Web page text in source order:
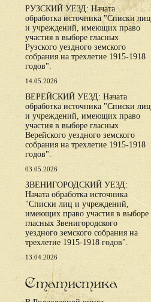
РУЗСКИЙ УЕЗД: Начата
обработка источника "Списки лиц
и учреждений, имеющих право
участия в выборе гласных
Рузского уездного земского
собрания на трехлетие 1915-1918
годов".
14.05.2026
ВЕРЕЙСКИЙ УЕЗД: Начата
обработка источника "Списки лиц
и учреждений, имеющих право
участия в выборе гласных
Верейского уездного земского
собрания на трехлетие 1915-1918
годов".
03.05.2026
ЗВЕНИГОРОДСКИЙ УЕЗД:
Начата обработка источника
"Списки лиц и учреждений,
имеющих право участия в выборе
гласных Звенигородского
уездного земского собрания на
трехлетие 1915-1918 годов".
13.04.2026
Статистика